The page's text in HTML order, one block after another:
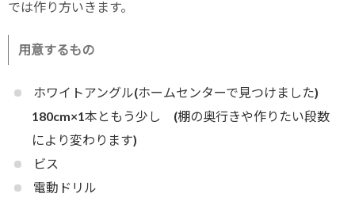
では作り方いきます。
用意するもの
ホワイトアングル(ホームセンターで見つけました)
180cm×1本ともう少し (棚の奥行きや作りたい段数
により変わります)
ビス
電動ドリル